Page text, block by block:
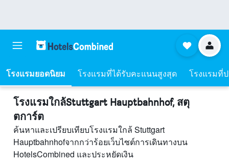
โรงแรมยอดนิยม โรงแรมที่ได้รับคะแนนสูงสุด โรงแรมที่
โรงแรมใกล้Stuttgart Hauptbahnhof, สตุ
ตการ์ต
ค้นหาและเปรียบเทียบโรงแรมใกล้ Stuttgart
Hauptbahnhofจากกว่าร้อยเว็บไซต์การเดินทางบน
HotelsCombined และประหยัดเงิน